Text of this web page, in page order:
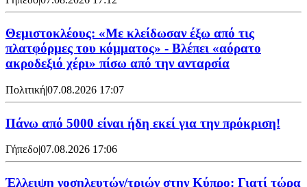
Θεμιστοκλέους: «Με κλείδωσαν έξω από τις
πλατφόρμες του κόμματος» - Βλέπει «αόρατο
ακροδεξιό χέρι» πίσω από την ανταρσία
Πολιτική|07.08.2026 17:07
Πάνω από 5000 είναι ήδη εκεί για την πρόκριση!
Γήπεδο|07.08.2026 17:06
Έλλειψη νοσηλευτών/τριών στην Κύπρο: Γιατί τώρα